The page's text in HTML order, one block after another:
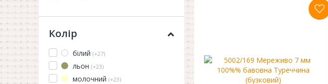
Колір
білий (+27)
льон (+23)
молочний (+23)